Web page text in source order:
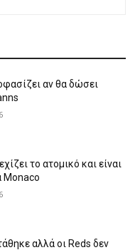
αν θα δώσει
το ατομικό και είναι
Monaco
αλλά οι Reds δεν